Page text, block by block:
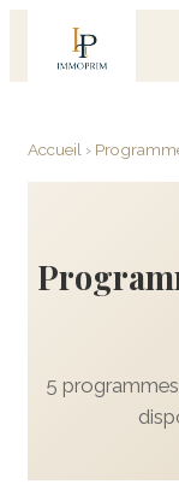
Accueil ›
5